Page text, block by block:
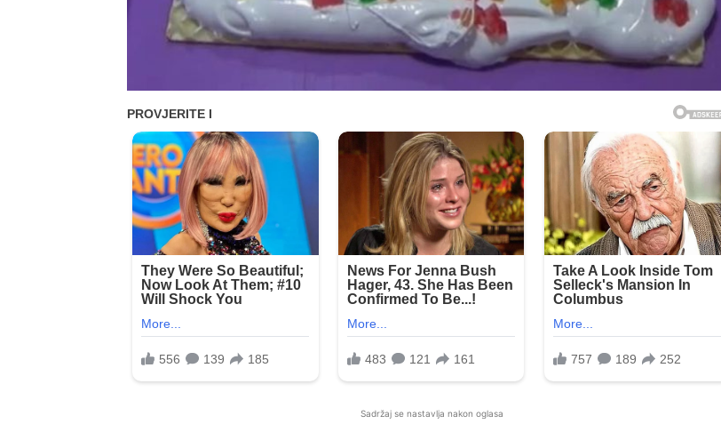
Sadržaj se nastavlja nakon oglasa